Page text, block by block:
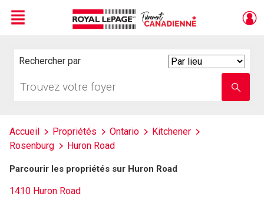
Menu
Rechercher par
votre
nom
Accueil Propriétés Ontario
Kitchener
Rosenburg
Huron Road
Parcourir les propriétés sur Huron Road
1410 Huron Road